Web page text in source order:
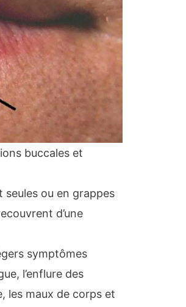
buccales et
seules ou en grappes
d’une
symptômes
l’enflure des
les maux de corps et